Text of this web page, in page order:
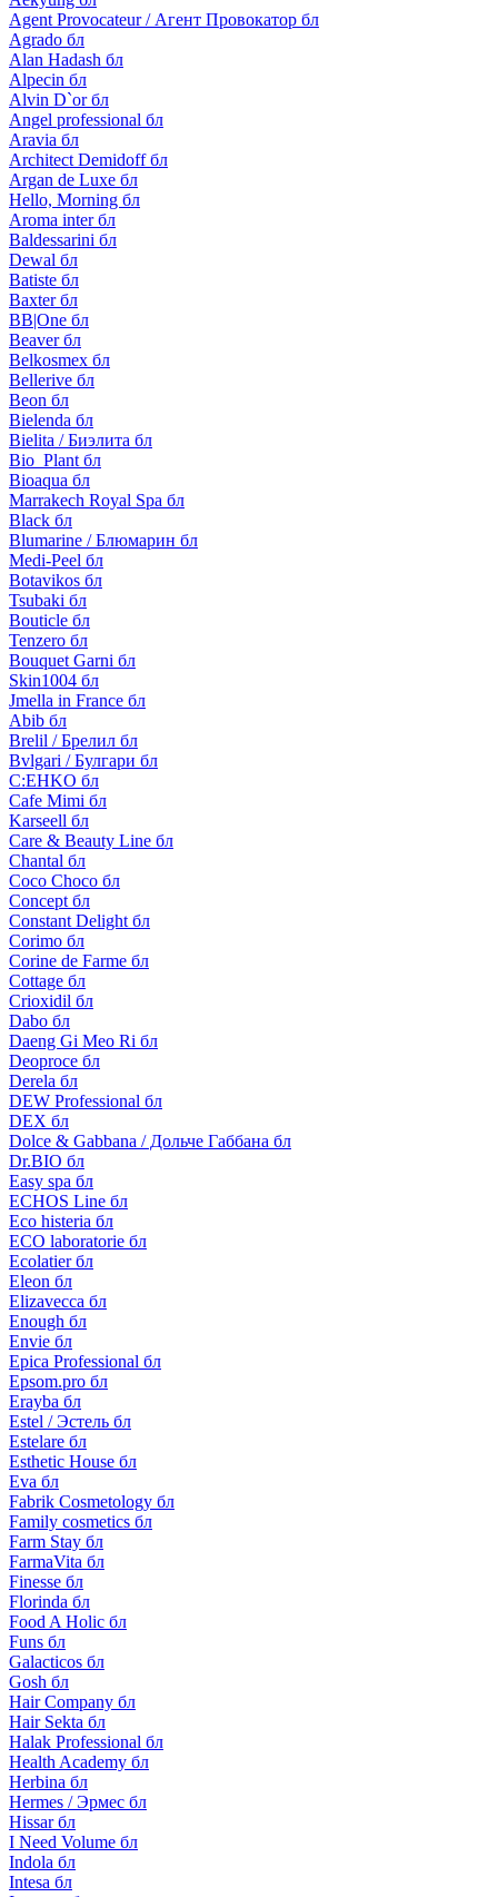
Agent Provocateur / Агент Провокатор бл
Agrado бл
Alan Hadash бл
Alpecin бл
Alvin D`or бл
Angel professional бл
Aravia бл
Architect Demidoff бл
Argan de Luxe бл
Hello, Morning бл
Aroma inter бл
Baldessarini бл
Dewal бл
Batiste бл
Baxter бл
BB|One бл
Beaver бл
Belkosmex бл
Bellerive бл
Beon бл
Bielenda бл
Bielita / Биэлита бл
Bio_Plant бл
Bioaqua бл
Marrakech Royal Spa бл
Black бл
Blumarine / Блюмарин бл
Medi-Peel бл
Botavikos бл
Tsubaki бл
Bouticle бл
Tenzero бл
Bouquet Garni бл
Skin1004 бл
Jmella in France бл
Abib бл
Brelil / Брелил бл
Bvlgari / Булгари бл
C:EHKO бл
Cafe Mimi бл
Karseell бл
Care & Beauty Line бл
Chantal бл
Coco Choco бл
Concept бл
Constant Delight бл
Corimo бл
Corine de Farme бл
Cottage бл
Crioxidil бл
Dabo бл
Daeng Gi Meo Ri бл
Deoproce бл
Derela бл
DEW Professional бл
DEX бл
Dolce & Gabbana / Дольче Габбана бл
Dr.BIO бл
Easy spa бл
ECHOS Line бл
Eco histeria бл
ECO laboratorie бл
Ecolatier бл
Eleon бл
Elizavecca бл
Enough бл
Envie бл
Epica Professional бл
Epsom.pro бл
Erayba бл
Estel / Эстель бл
Estelare бл
Esthetic House бл
Eva бл
Fabrik Cosmetology бл
Family cosmetics бл
Farm Stay бл
FarmaVita бл
Finesse бл
Florinda бл
Food A Holic бл
Funs бл
Galacticos бл
Gosh бл
Hair Company бл
Hair Sekta бл
Halak Professional бл
Health Academy бл
Herbina бл
Hermes / Эрмес бл
Hissar бл
I Need Volume бл
Indola бл
Intesa бл